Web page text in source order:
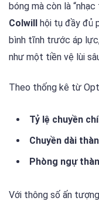
bóng mà còn là
Colwill hội tụ đầy đủ
bình tĩnh trước áp
như một tiền vệ lùi
Theo thống kê từ
Tỷ lệ chuyền
Chuyền dài
Phòng ngự
Với thông số ấn